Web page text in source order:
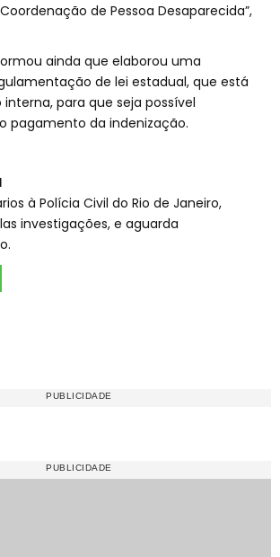
de Pessoa Desaparecida”,
ainda que elaborou uma
de lei estadual, que está
para que seja possível
pagamento da indenização.
à Polícia Civil do Rio de Janeiro,
investigações, e aguarda